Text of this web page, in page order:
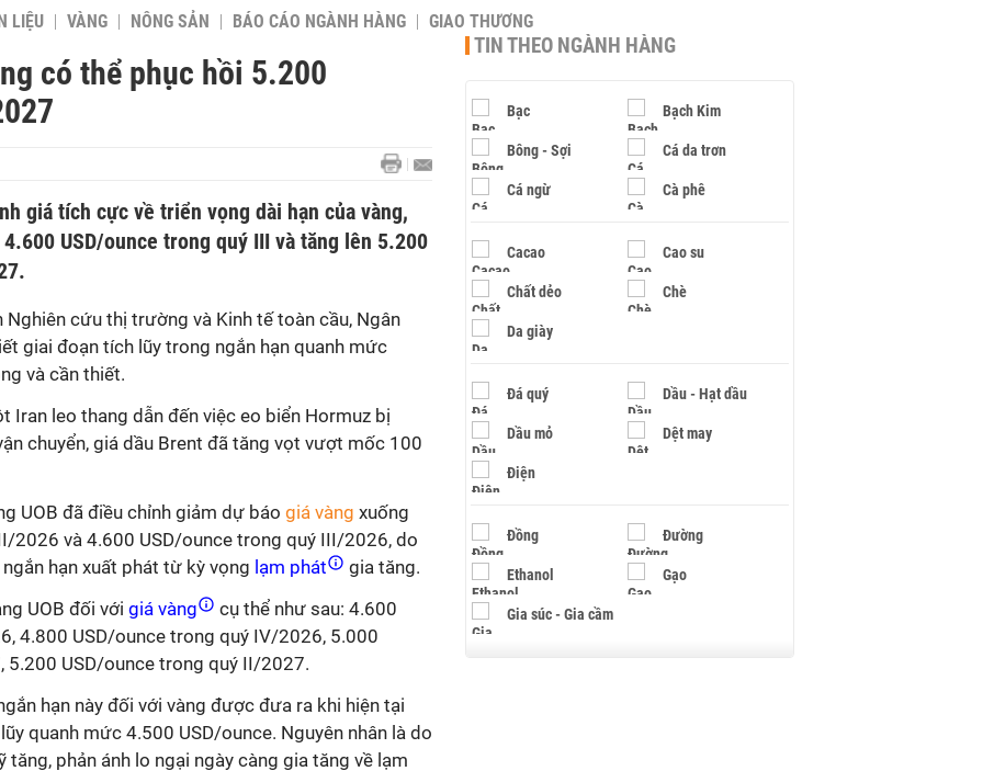
LIỆU VÀNG NÔNG SẢN BÁO CÁO NGÀNH HÀNG GIAO THƯƠNG
có thể phục hồi 5.200
giá tích cực về triển vọng dài hạn của vàng,
USD/ounce trong quý III và tăng lên 5.200
cứu thị trường và Kinh tế toàn cầu, Ngân
giai đoạn tích lũy trong ngắn hạn quanh mức
và cần thiết.
Iran leo thang dẫn đến việc eo biển Hormuz bị
chuyển, giá dầu Brent đã tăng vọt vượt mốc 100
UOB đã điều chỉnh giảm dự báo giá vàng xuống
2026 và 4.600 USD/ounce trong quý III/2026, do
hạn xuất phát từ kỳ vọng lạm phát
gia tăng.
UOB đối với giá vàng
cụ thể như sau: 4.600
4.800 USD/ounce trong quý IV/2026, 5.000
5.200 USD/ounce trong quý II/2027.
hạn này đối với vàng được đưa ra khi hiện tại
quanh mức 4.500 USD/ounce. Nguyên nhân là do
tăng, phản ánh lo ngại ngày càng gia tăng về lạm
TIN THEO NGÀNH HÀNG
Bạc Bạch Kim
Bông - Sợi Cá da trơn
Cá ngừ Cà phê
Cacao Cao su
Chất dẻo Chè
Da giày
Đá quý Dầu - Hạt dầu
Dầu mỏ Dệt may
Điện
Đồng Đường
Ethanol Gạo
Gia súc - Gia cầm